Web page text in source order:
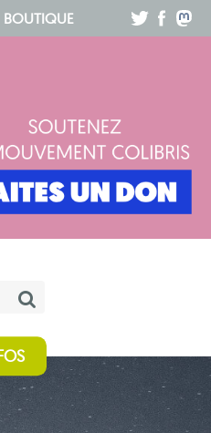
BOUTIQUE